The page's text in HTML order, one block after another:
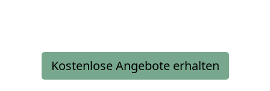
Kostenlose Angebote erhalten